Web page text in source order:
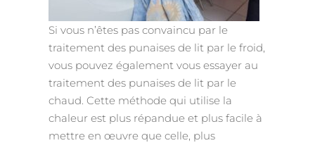
Si vous n’êtes pas convaincu par le
traitement des punaises de lit par le froid,
vous pouvez également vous essayer au
traitement des punaises de lit par le
chaud. Cette méthode qui utilise la
chaleur est plus répandue et plus facile à
mettre en œuvre que celle, plus